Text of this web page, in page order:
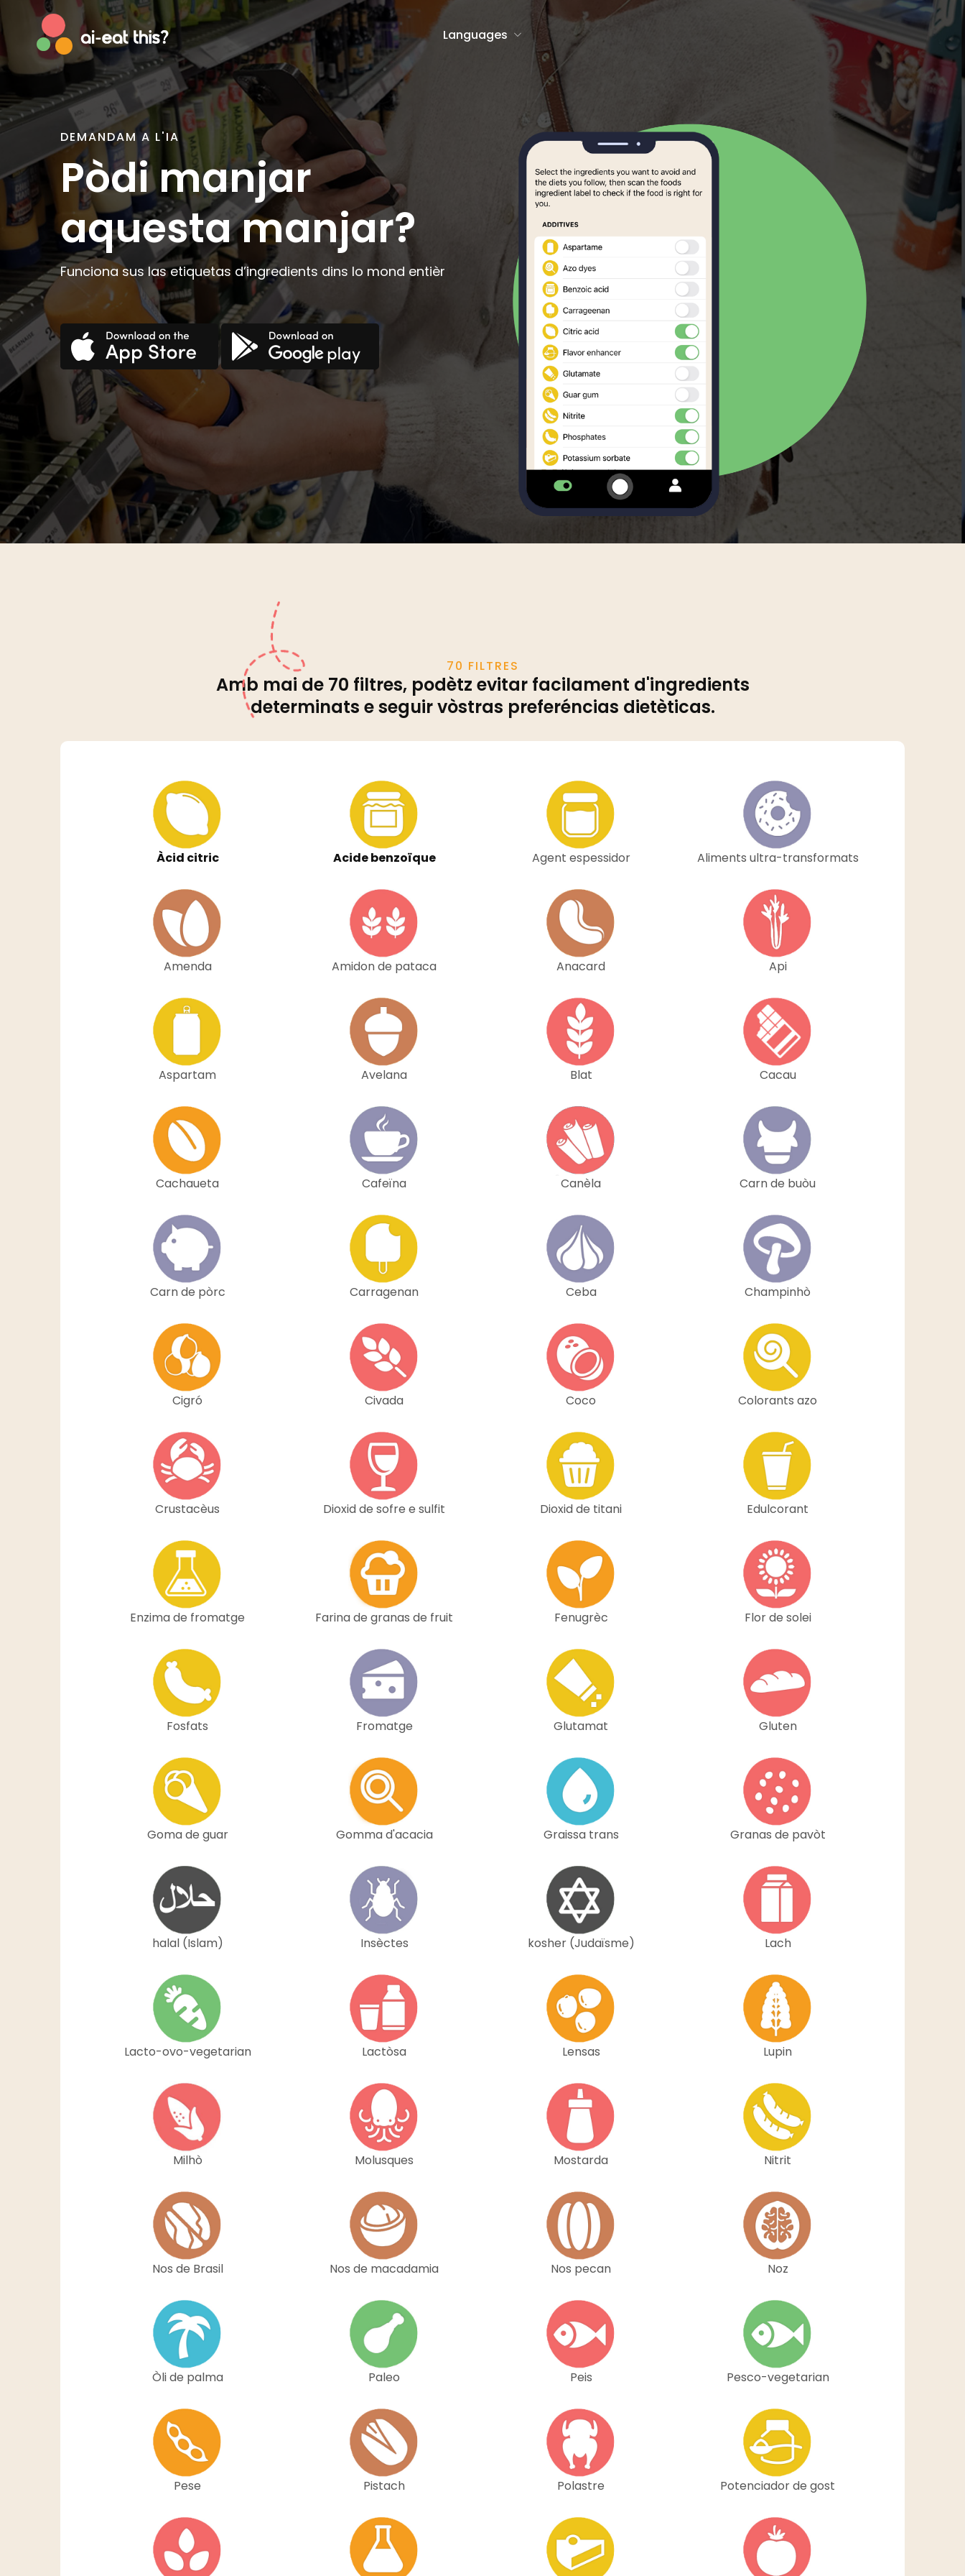
Languages
Afrikaans
Albanian
Basque
Bosnian
Breton
Catalan
Cornish
Corsican
Croatian
Czech
Dutch
English
Esperanto
Estonian
Faroese
Finnish
Galician
German
Haitian Creole
Hindi
Hungarian
Malagasy
Maltese
Norwegian Bokmål
Occitan
Polish
Portuguese
Romanian
Samoan
Scots Gaelic
Slovene
DEMANDAM A L'IA
Pòdi manjar
aquesta manjar?
Funciona sus las etiquetas d’ingredients dins lo mond entièr
70 FILTRES
Amb mai de 70 filtres, podètz evitar facilament d'ingredients
determinats e seguir vòstras preferéncias dietèticas.
Àcid citric Acide benzoïque Agent espessidor Aliments ultra-transformats
Amenda Amidon de pataca Anacard Api
Aspartam Avelana Blat Cacau
Cachaueta Cafeïna Canèla Carn de buòu
Carn de pòrc Carragenan Ceba Champinhò
Cigró Civada Coco Colorants azo
Crustacèus Dioxid de sofre e sulfit Dioxid de titani Edulcorant
Enzima de fromatge Farina de granas de fruit Fenugrèc Flor de solei
Fosfats Fromatge Glutamat Gluten
Goma de guar Gomma d'acacia Graissa trans Granas de pavòt
halal (Islam) Insèctes kosher (Judaïsme) Lach
Lacto-ovo-vegetarian Lactòsa Lensas Lupin
Milhò Molusques Mostarda Nitrit
Nos de Brasil Nos de macadamia Nos pecan Noz
Òli de palma Paleo Peis Pesco-vegetarian
Pese Pistach Polastre Potenciador de gost